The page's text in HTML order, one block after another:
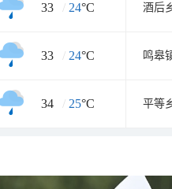
33 / 24°C 酒后
33 / 24°C 鸣皋
34 / 25°C 平等